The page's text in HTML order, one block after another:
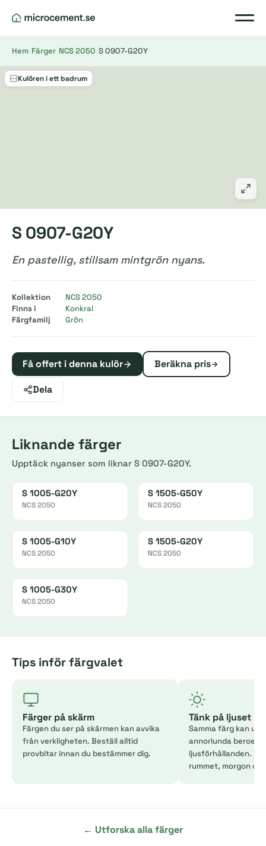
Hem Färger NCS 2050 S 0907-G20Y
Kulören i ett badrum
S 0907-G20Y
En pastellig, stillsam mintgrön nyans.
Kollektion
NCS 2050
Finns i
Konkral
Färgfamilj
Grön
Få offert i denna kulör Beräkna pris
Dela
Liknande färger
Upptäck nyanser som liknar S 0907-G20Y.
S 1005-G20Y
NCS 2050
S 1505-G50Y
NCS 2050
S 1005-G10Y
NCS 2050
S 1505-G20Y
NCS 2050
S 1005-G30Y
NCS 2050
Tips inför färgvalet
Färger på skärm
Färgen du ser på skärmen kan avvika
från verkligheten. Beställ alltid
provbitar innan du bestämmer dig.
Tänk på ljuset
Samma färg kan
annorlunda
ljusförhållanden.
rummet, morgon
← Utforska alla färger